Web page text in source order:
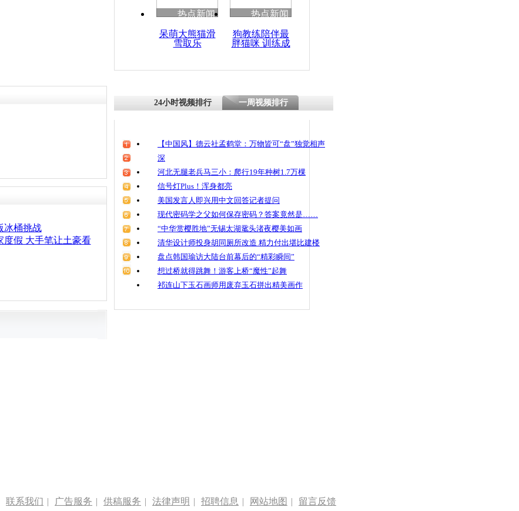
热点新闻
呆萌大熊猫滑
雪取乐
热点新闻
狗教练陪伴最
胖猫咪 训练成
冰桶挑战
度假 大手笔让土豪看
24小时视频排行 一周视频排行
【中国风】德云社孟鹤堂：万物皆可“盘”独觉相声
深
河北无腿老兵马三小：爬行19年种树1.7万棵
信号灯Plus！浑身都亮
美国发言人即兴用中文回答记者提问
现代密码学之父如何保存密码？答案竟然是……
“中华赏樱胜地”无锡太湖鼋头渚夜樱美如画
清华设计师投身胡同厕所改造 精力付出堪比建楼
盘点韩国瑜访大陆台前幕后的“精彩瞬间”
想过桥就得跳舞！游客上桥“魔性”起舞
祁连山下玉石画师用废弃玉石拼出精美画作
联系我们 | 广告服务 | 供稿服务 | 法律声明 | 招聘信息 | 网站地图 | 留言反馈